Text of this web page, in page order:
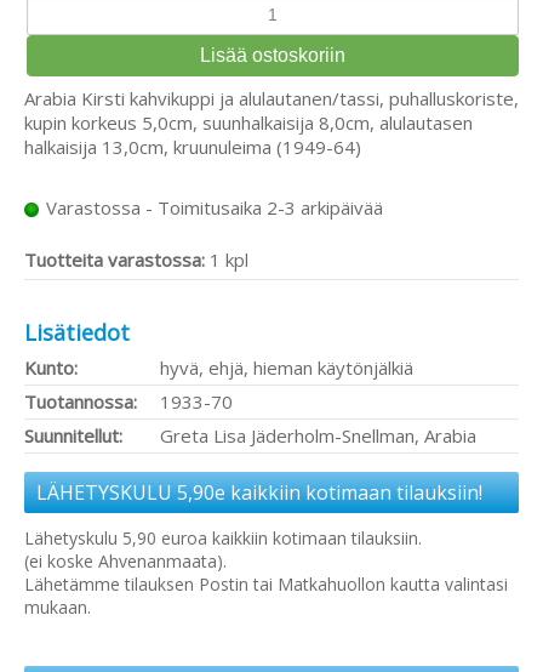
Arabia Kirsti kahvikuppi ja alulautanen/tassi, puhalluskoriste,
kupin korkeus 5,0cm, suunhalkaisija 8,0cm, alulautasen
halkaisija 13,0cm, kruunuleima (1949-64)
Varastossa - Toimitusaika 2-3 arkipäivää
Tuotteita varastossa: 1 kpl
Lisätiedot
Kunto:
hyvä, ehjä, hieman käytönjälkiä
Tuotannossa:
1933-70
Suunnitellut:
Greta Lisa Jäderholm-Snellman, Arabia
LÄHETYSKULU 5,90e kaikkiin kotimaan tilauksiin!
Lähetyskulu 5,90 euroa kaikkiin kotimaan tilauksiin.
(ei koske Ahvenanmaata).
Lähetämme tilauksen Postin tai Matkahuollon kautta valintasi
mukaan.